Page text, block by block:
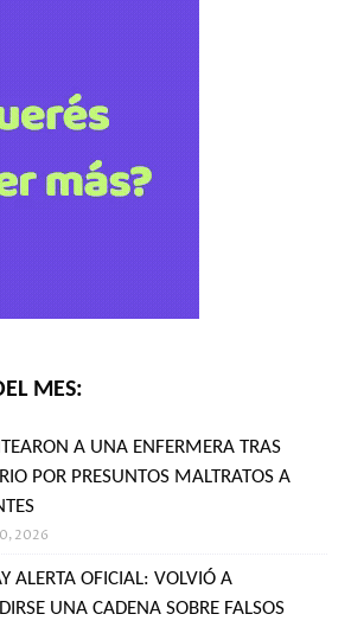
MES:
A UNA ENFERMERA TRAS
POR PRESUNTOS MALTRATOS A
2026
ALERTA OFICIAL: VOLVIÓ A
UNA CADENA SOBRE FALSOS